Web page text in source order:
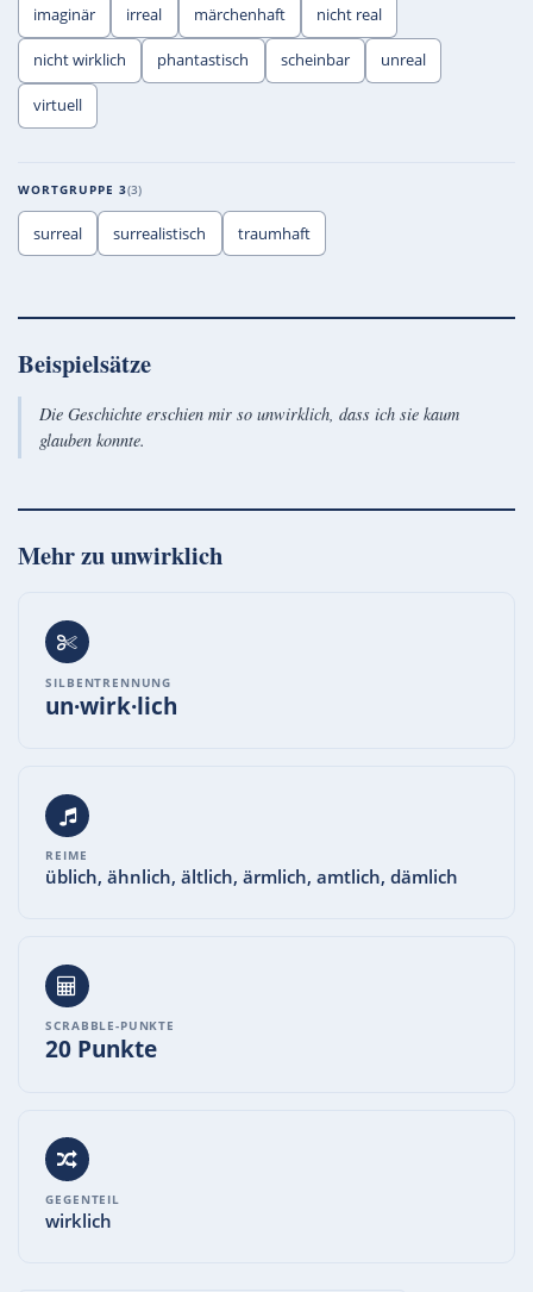
imaginär irreal märchenhaft nicht real
nicht wirklich phantastisch scheinbar unreal
virtuell
WORTGRUPPE 3 3
surreal surrealistisch traumhaft
Beispielsätze
Die Geschichte erschien mir so unwirklich, dass ich sie kaum
glauben konnte.
Mehr zuunwirklich
SILBENTRENNUNG
un·wirk·lich
REIME
üblich, ähnlich, ältlich, ärmlich, amtlich, dämlich
SCRABBLE-PUNKTE
20 Punkte
GEGENTEIL
wirklich